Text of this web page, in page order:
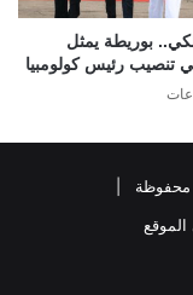
بوريطة يمثل
تنصيب رئيس كولومبيا